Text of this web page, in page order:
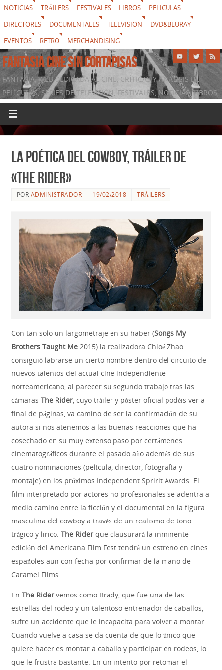
NOTICIAS TRÁILERS FESTIVALES LIBROS
PELICULAS
DIRECTORES
DOCUMENTALES TELEVISION
DVD&BLURAY
EVENTOS
RETRO MERCHANDISING
FANTASIA CINE SIN CORTAPISAS
FANTASIA, WEB DEDICADA AL CINE, CRÍTICAS Y ANÁLISIS DE
PELÍCULAS, SERIES DE TELEVISIÓN, FESTIVALES, NOTICIAS, LIBROS,
DVD & BLURAY, MERCHANDISING Y TODO LO QUE RODEA AL
SÉPTIMO ARTE
La poética del cowboy, tráiler de
«The Rider»
POR ADMINISTRADOR 19/02/2018 TRÁILERS
Con tan solo un largometraje en su haber (Songs My
Brothers Taught Me2015) la realizadora Chloé Zhao
consiguió labrarse un cierto nombre dentro del circuito de
nuevos talentos del actual cine independiente
norteamericano, al parecer su segundo trabajo tras las
cámaras The Rider, cuyo tráiler y póster oficial podéis ver a
final de páginas, va camino de ser la confirmación de su
autora si nos atenemos a las buenas reacciones que ha
cosechado en su muy extenso paso por certámenes
cinematográficos durante el pasado año además de sus
cuatro nominaciones (película, director, fotografía y
montaje) en los próximos Independent Spririt Awards. El
film interpretado por actores no profesionales se adentra a
medio camino entre la ficción y el documental en la figura
masculina del cowboy a través de un realismo de tono
trágico y lirico. The Riderque clausurará la inminente
edición del Americana Film Fest tendrá un estreno en cines
españoles aun con fecha por confirmar de la mano de
Caramel Films.
En The Ridervemos como Brady, que fue una de las
estrellas del rodeo y un talentoso entrenador de caballos,
sufre un accidente que le incapacita para volver a montar.
Cuando vuelve a casa se da cuenta de que lo único que
quiere hacer es montar a caballo y participar en rodeos, lo
que le frustra bastante. En un intento por retomar el